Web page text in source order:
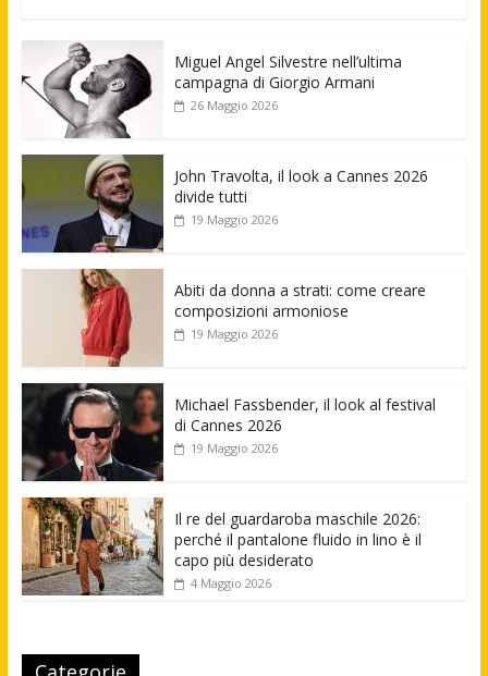
Miguel Angel Silvestre nell’ultima
campagna di Giorgio Armani
26 Maggio 2026
John Travolta, il look a Cannes 2026
divide tutti
19 Maggio 2026
Abiti da donna a strati: come creare
composizioni armoniose
19 Maggio 2026
Michael Fassbender, il look al festival
di Cannes 2026
19 Maggio 2026
Il re del guardaroba maschile 2026:
perché il pantalone fluido in lino è il
capo più desiderato
4 Maggio 2026